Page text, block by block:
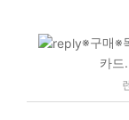
※구매※
카드